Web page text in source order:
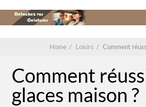
Home / Loisirs / Comment
Comment
glaces maison ?